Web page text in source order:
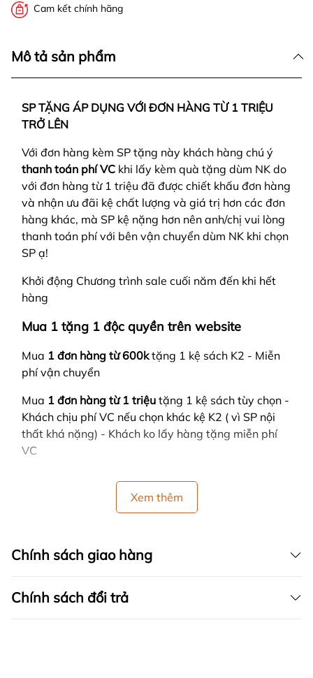
Cam kết chính hãng
Mô tả sản phẩm
SP TẶNG ÁP DỤNG VỚI ĐƠN HÀNG TỪ 1 TRIỆU
TRỞ LÊN
Với đơn hàng kèm SP tặng này khách hàng chú ý
thanh toán phí VC khi lấy kèm quà tặng dùm NK do
với đơn hàng từ 1 triệu đã được chiết khấu đơn hàng
và nhận ưu đãi kệ chất lượng và giá trị hơn các đơn
hàng khác, mà SP kệ nặng hơn nên anh/chị vui lòng
thanh toán phí với bên vận chuyển dùm NK khi chọn
SP ạ!
Khởi động Chương trình sale cuối năm đến khi hết
hàng
Mua 1 tặng 1 độc quyền trên website
Mua 1 đơn hàng từ 600ktặng 1 kệ sách K2 - Miễn
phí vận chuyển
Mua 1 đơn hàng từ 1 triệu tặng 1 kệ sách tùy chọn -
Khách chịu phí VC nếu chọn khác kệ K2 ( vì SP nội
thất khá nặng) - Khách ko lấy hàng tặng miễn phí
VC
Xem thêm
Chính sách giao hàng
Chính sách đổi trả